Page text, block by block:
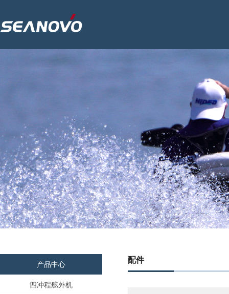
产品中心
四冲程舷外机
配件